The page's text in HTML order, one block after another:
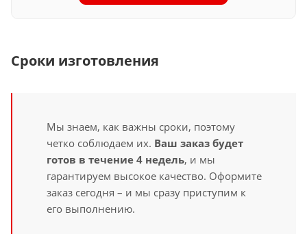
Сроки изготовления
Мы знаем, как важны сроки, поэтому
четко соблюдаем их. Ваш заказ будет
готов в течение 4 недель, и мы
гарантируем высокое качество. Оформите
заказ сегодня – и мы сразу приступим к
его выполнению.